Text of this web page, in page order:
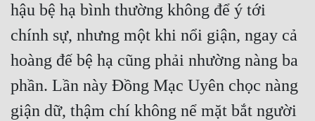
Huyền Huyễn
Huyền Nghi
Huyền Ảo
hậu bệ hạ bình thường không để ý tới
chính sự, nhưng một khi nổi giận, ngay cả
hoàng đế bệ hạ cũng phải nhường nàng ba
phần. Lần này Đồng Mạc Uyên chọc nàng
giận dữ, thậm chí không nể mặt bắt người